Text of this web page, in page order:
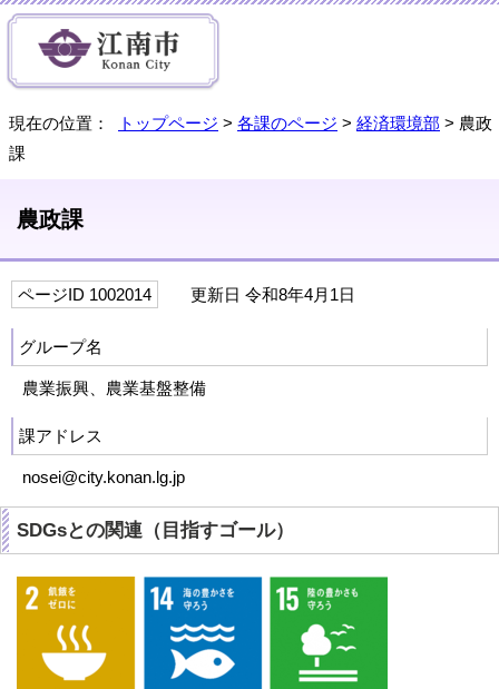
現在の位置： トップページ > 各課のページ > 経済環境部 > 農政
課
農政課
ページID 1002014 更新日 令和8年4月1日
グループ名
農業振興、農業基盤整備
課アドレス
nosei@city.konan.lg.jp
SDGsとの関連（目指すゴール）